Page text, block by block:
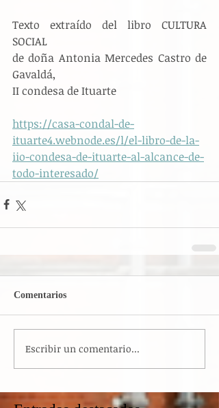
Texto extraído del libro CULTURA
SOCIAL
de doña Antonia Mercedes Castro de
Gavaldá,
II condesa de Ituarte
https://casa-condal-de-
ituarte4.webnode.es/l/el-libro-de-la-
iio-condesa-de-ituarte-al-alcance-de-
todo-interesado/
Comentarios
Escribir un comentario...